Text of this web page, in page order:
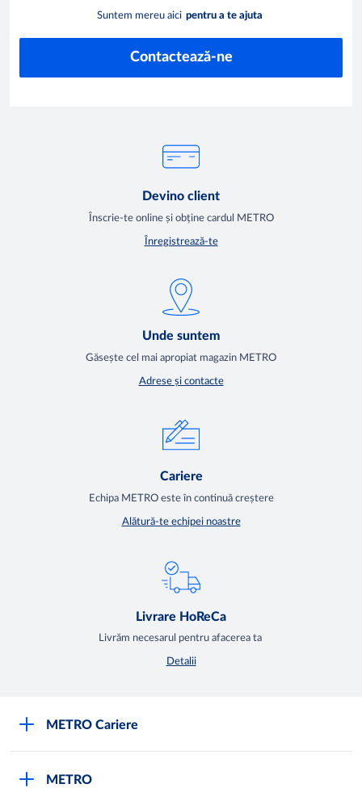
Suntem mereu aici pentru a te ajuta
Contactează-ne
Devino client
Înscrie-te online și obține cardul METRO
Înregistrează-te
Unde suntem
Găsește cel mai apropiat magazin METRO
Adrese și contacte
Cariere
Echipa METRO este în continuă creștere
Alătură-te echipei noastre
Livrare HoReCa
Livrăm necesarul pentru afacerea ta
Detalii
METRO Cariere
METRO